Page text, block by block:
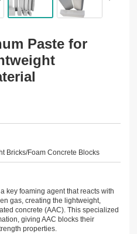
Paste for
Bricks/Foam Concrete Blocks
key foaming agent that reacts with
gas, creating the lightweight,
concrete (AAC). This specialized
giving AAC blocks their
properties.